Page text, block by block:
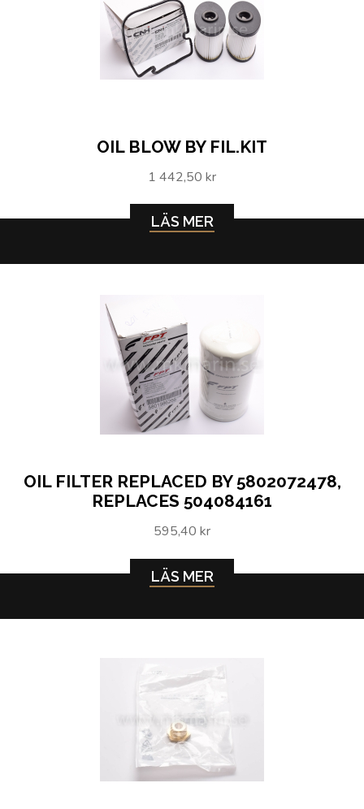
OIL BLOW BY FIL.KIT
1 442,50 kr
LÄS MER
OIL FILTER REPLACED BY 5802072478,
REPLACES 504084161
595,40 kr
LÄS MER